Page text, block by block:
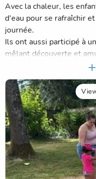
Avec la chaleur, les
d'eau pour se rafraîchir
journée.
Ils ont aussi participé à
mêlant découverte et
Nous vous partageons
journée remplie de
L'équipe d'animation